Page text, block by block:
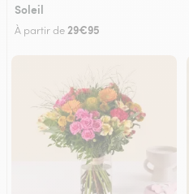
Soleil
À partir de 29€95